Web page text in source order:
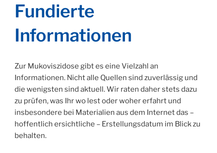
Fundierte
Informationen
Zur Mukoviszidose gibt es eine Vielzahl an
Informationen. Nicht alle Quellen sind zuverlässig und
die wenigsten sind aktuell. Wir raten daher stets dazu
zu prüfen, was Ihr wo lest oder woher erfahrt und
insbesondere bei Materialien aus dem Internet das –
hoffentlich ersichtliche – Erstellungsdatum im Blick zu
behalten.